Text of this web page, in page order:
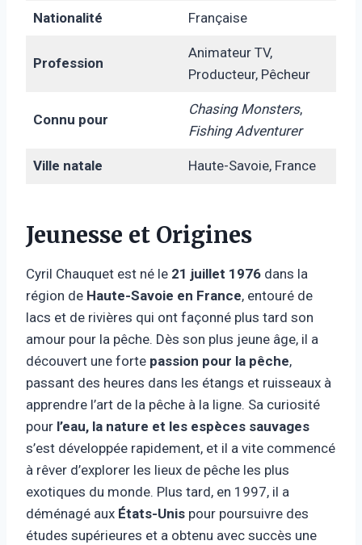
Nationalité Française
Profession
Animateur TV,
Producteur, Pêcheur
Connu pour
Chasing Monsters,
Fishing Adventurer
Ville natale Haute-Savoie, France
Jeunesse et Origines
Cyril Chauquet est né le 21 juillet 1976 dans la
région de Haute-Savoie en France, entouré de
lacs et de rivières qui ont façonné plus tard son
amour pour la pêche. Dès son plus jeune âge, il a
découvert une forte passion pour la pêche,
passant des heures dans les étangs et ruisseaux à
apprendre l’art de la pêche à la ligne. Sa curiosité
pour l’eau, la nature et les espèces sauvages
s’est développée rapidement, et il a vite commencé
à rêver d’explorer les lieux de pêche les plus
exotiques du monde. Plus tard, en 1997, il a
déménagé aux États-Unis pour poursuivre des
études supérieures et a obtenu avec succès une